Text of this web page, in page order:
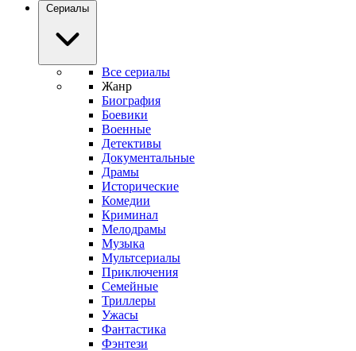
Сериалы
Все сериалы
Жанр
Биография
Боевики
Военные
Детективы
Документальные
Драмы
Исторические
Комедии
Криминал
Мелодрамы
Музыка
Мультсериалы
Приключения
Семейные
Триллеры
Ужасы
Фантастика
Фэнтези